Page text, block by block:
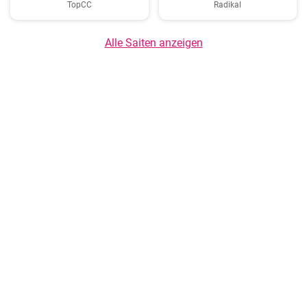
TopCC Radikal
Alle Saiten anzeigen